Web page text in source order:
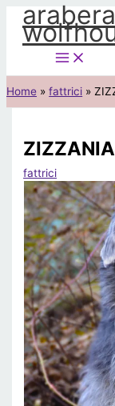
contenuto
Home fattrici
ZIZZANIA
fattrici